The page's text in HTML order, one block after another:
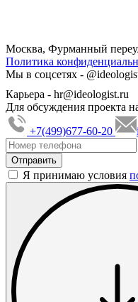
Москва, Фурманный
Политика
Мы в соцсетях -
Карьера - hr@ideologist.ru
Для обсуждения проекта
+7(499)677-60-20
Я принимаю условия